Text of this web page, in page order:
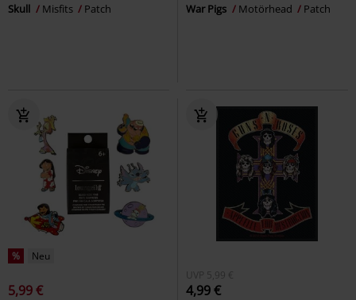
Skull Misfits Patch War Pigs Motörhead Patch
% Neu
5,99 €
UVP 5,99 €
4,99 €